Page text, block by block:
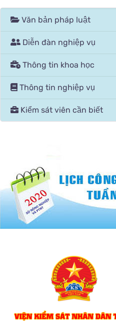
Văn bản pháp luật
Diễn đàn nghiệp vụ
Thông tin khoa học
Thông tin nghiệp vụ
Kiểm sát viên cần biết